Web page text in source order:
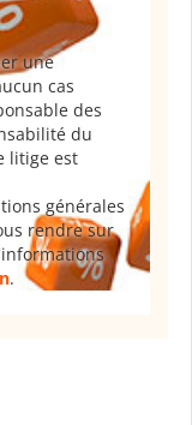
une
cas
des
du
litige est
générales
rendre sur
.